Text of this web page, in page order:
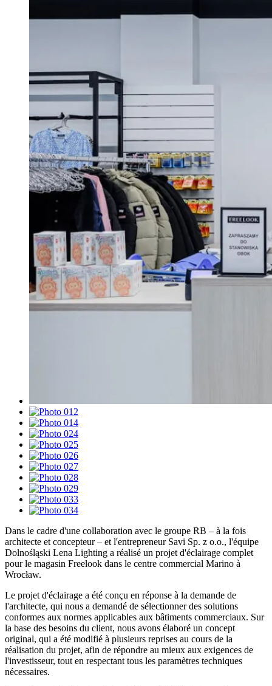
Dans le cadre d'une collaboration avec le groupe RB – à la fois
architecte et concepteur – et l'entrepreneur Savi Sp. z o.o., l'équipe
Dolnośląski Lena Lighting a réalisé un projet d'éclairage complet
pour le magasin Freelook dans le centre commercial Marino à
Wrocław.
Le projet d'éclairage a été conçu en réponse à la demande de
l'architecte, qui nous a demandé de sélectionner des solutions
conformes aux normes applicables aux bâtiments commerciaux. Sur
la base des besoins du client, nous avons élaboré un concept
original, qui a été modifié à plusieurs reprises au cours de la
réalisation du projet, afin de répondre au mieux aux exigences de
l'investisseur, tout en respectant tous les paramètres techniques
nécessaires.